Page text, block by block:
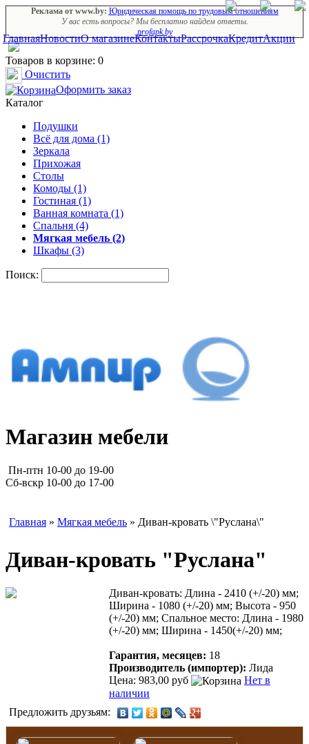
Реклама от www.by: Юридическая помощь по трудовым отношениям
У вас есть вопросы? Мы бесплатно найдем ответы.
profapk.by
ГлавнаяНовостиО магазинеКонтактыРассрочкаКредитАкции
Товаров в корзине: 0
Очистить
Оформить заказ
Каталог
Подушки
Всё для дома (1)
Зеркала
Прихожая
Столы
Комоды (1)
Гостиная (1)
Ванная комната (1)
Спальня (4)
Мягкая мебель (2)
Шкафы (3)
Поиск:
Магазин мебели
Пн-птн 10-00 до 19-00
Сб-вскр 10-00 до 17-00
Главная » Мягкая мебель » Диван-кровать \"Руслана\"
Диван-кровать "Руслана"
Диван-кровать: Длина - 2410 (+/-20) мм;
Ширина - 1080 (+/-20) мм; Высота - 950
(+/-20) мм; Спальное место: Длина - 1980
(+/-20) мм; Ширина - 1450(+/-20) мм;
Гарантия, месяцев: 18
Производитель (импортер): Лида
Цена: 983,00 руб
Нет в
наличии
Предложить друзьям: